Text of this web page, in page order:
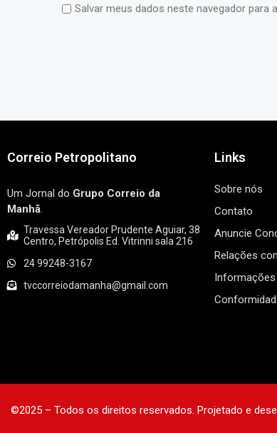
Salvar meus dados neste navegador para
Correio Petropolitano
Um Jornal do Grupo Correio da
Manhã.
Travessa Vereador Prudente Aguiar, 38
Centro, Petrópolis Ed. Vitrinni sala 216
24 99248-3167
tvccorreiodamanha@gmail.com
Links
Sobre nós
Contato
Anuncie
Relações
©2025 – Todos os direitos reservados. Projetado e